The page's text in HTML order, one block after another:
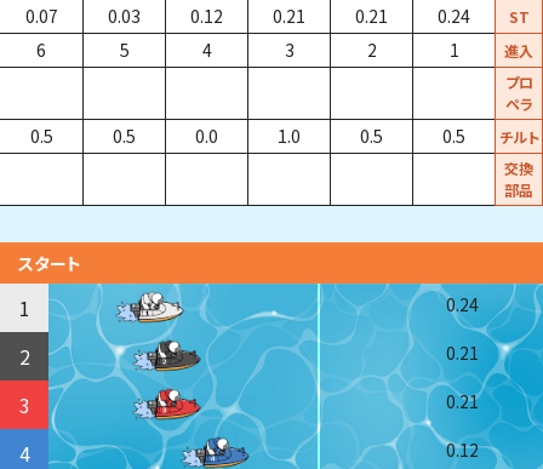
ST
0.24
0.21
0.21
0.12
0.03
0.07
進入
1
2
3
4
5
6
プロ
ペラ
チルト
0.5
0.5
1.0
0.0
0.5
0.5
交換
部品
スタート
1 0.24
2 0.21
3 0.21
4 0.12